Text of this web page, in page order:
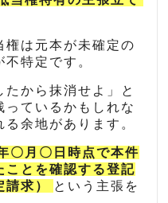
権は元本が未確定の
特定です。
から抹消せよ」と
っているかもしれな
余地があります。
〇月〇日時点で本件
ことを確認する登記
求）
という主張を